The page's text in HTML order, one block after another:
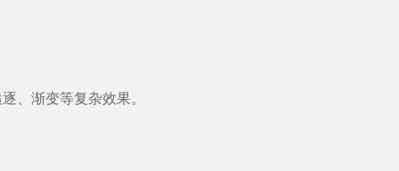
、渐变等复杂效果。